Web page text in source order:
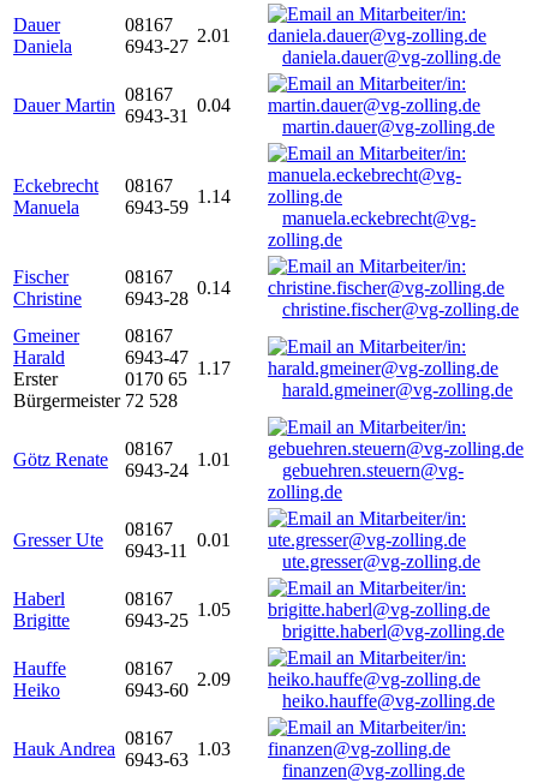
Dauer
Daniela
08167
6943-27
2.01
daniela.dauer@vg-zolling.de
Dauer Martin
08167
6943-31
0.04
martin.dauer@vg-zolling.de
Eckebrecht
Manuela
08167
6943-59
1.14
manuela.eckebrecht@vg-
zolling.de
Fischer
Christine
08167
6943-28
0.14
christine.fischer@vg-zolling.de
Gmeiner
Harald
Erster
Bürgermeister
08167
6943-47
0170 65
72 528
1.17
harald.gmeiner@vg-zolling.de
Götz Renate
08167
6943-24
1.01
gebuehren.steuern@vg-
zolling.de
Gresser Ute
08167
6943-11
0.01
ute.gresser@vg-zolling.de
Haberl
Brigitte
08167
6943-25
1.05
brigitte.haberl@vg-zolling.de
Hauffe
Heiko
08167
6943-60
2.09
heiko.hauffe@vg-zolling.de
Hauk Andrea
08167
6943-63
1.03
finanzen@vg-zolling.de